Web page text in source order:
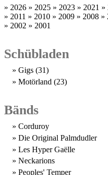
2026 2025 2023 2021
2011
2010 2009 2008
2002
2001
Schübladen
Gigs (31)
Motörland (23)
Bänds
Corduroy
Die Original Palmdudler
Les Hyper Gaëlle
Neckarions
Peoples' Temper